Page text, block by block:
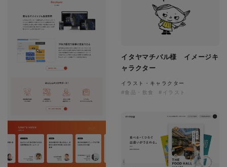
イタヤマチバル様 イメージキ
ャラクター
イラスト・キャラクター
#食品・飲食
#イラスト